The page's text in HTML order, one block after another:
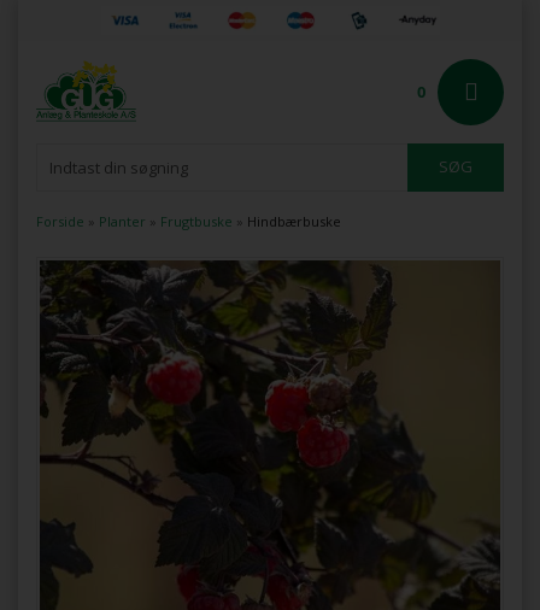
0
Forside » Planter » Frugtbuske » Hindbærbuske